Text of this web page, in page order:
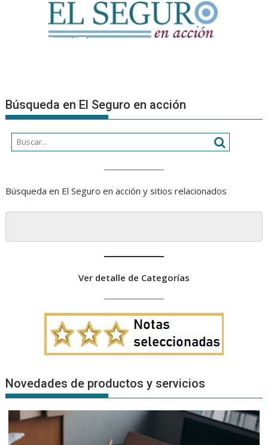
Búsqueda en El Seguro en acción
Búsqueda en El Seguro en acción y sitios relacionados
Ver detalle de Categorías
Novedades de productos y servicios